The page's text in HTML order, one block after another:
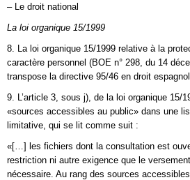
– Le droit national
La loi organique 15/1999
8. La loi organique 15/1999 relative à la
caractère personnel (BOE n° 298, du 14
transpose la directive 95/46 en droit
9. L’article 3, sous j), de la loi organique 15/
«sources accessibles au public» dans une
limitative, qui se lit comme suit :
«[…] les fichiers dont la consultation est
restriction ni autre exigence que le
nécessaire. Au rang des sources